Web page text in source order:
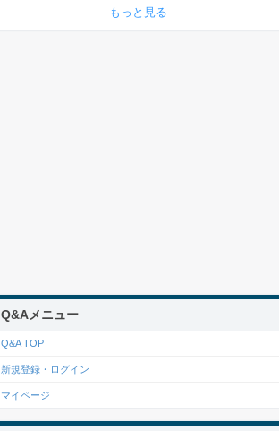
もっと見る
Q&Aメニュー
Q&A TOP
新規登録・ログイン
マイページ